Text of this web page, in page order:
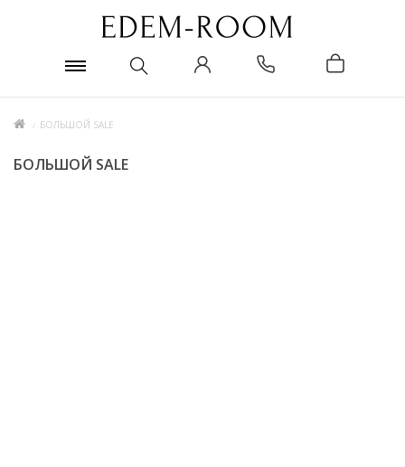
БОЛЬШОЙ SALE
БОЛЬШОЙ SALE